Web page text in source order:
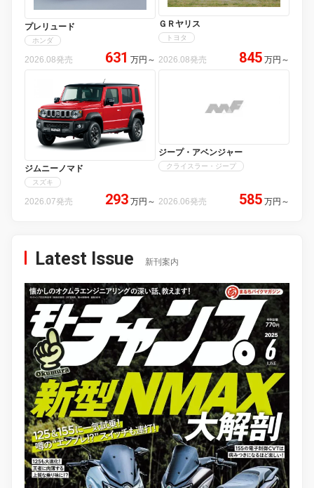
プレリュード
ホンダ
2026.08発売 631 万円 ～
ＧＲヤリス
トヨタ
2026.08発売 845 万円 ～
ジムニーノマド
スズキ
2026.07発売 293 万円 ～
ジープ・アベンジャー
クライスラー・ジープ
2026.06発売 585 万円 ～
Latest Issue 新刊案内